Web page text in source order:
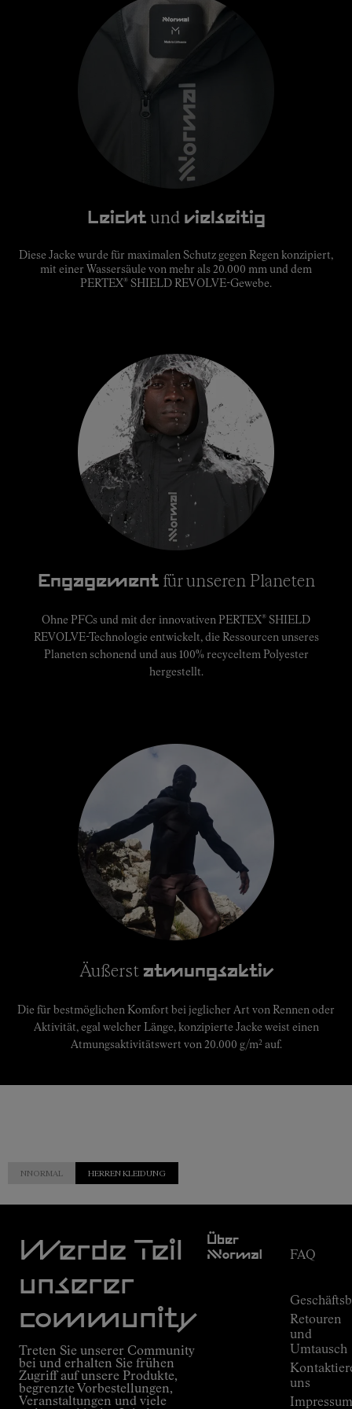
Leichtund vielseitig
Diese Jacke wurde für maximalen Schutz gegen Regen konzipiert,
mit einer Wassersäule von mehr als 20.000 mm und dem
PERTEX® SHIELD REVOLVE-Gewebe.
Engagementfür unseren Planeten
Ohne PFCs und mit der innovativen PERTEX® SHIELD
REVOLVE-Technologie entwickelt, die Ressourcen unseres
Planeten schonend und aus 100% recyceltem Polyester
hergestellt.
Äußerst atmungsaktiv
Die für bestmöglichen Komfort bei jeglicher Art von Rennen oder
Aktivität, egal welcher Länge, konzipierte Jacke weist einen
Atmungsaktivitätswert von 20.000 g/m2 auf.
NNORMAL HERREN KLEIDUNG
Werde Teil
unserer
community
Treten Sie unserer Community
bei und erhalten Sie frühen
Zugriff auf unsere Produkte,
begrenzte Vorbestellungen,
Veranstaltungen und viele
Über
Nnormal
FAQ
Retouren
und
Umtausch
uns
Impressum